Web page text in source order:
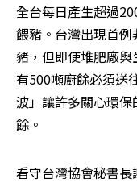
全台每日產生超過
餵豬。台灣出現首
豬，但即使堆肥廠
有500噸廚餘必須送
波」讓許多關心環
餘。
看守台灣協會秘書長